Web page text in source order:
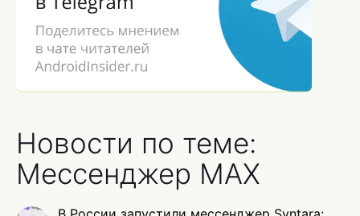
Новости по теме:
Мессенджер MAX